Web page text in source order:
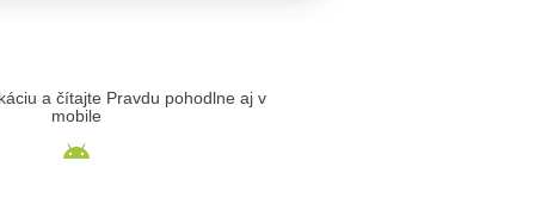
a čítajte Pravdu pohodlne aj v
mobile